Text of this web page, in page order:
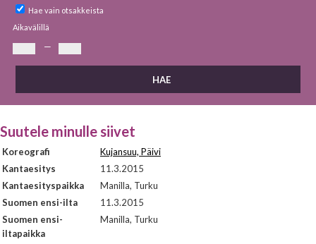
Hae vain otsakkeista
Aikavälillä
—
Suutele minulle siivet
Koreografi
Kujansuu, Päivi
Kantaesitys
11.3.2015
Kantaesityspaikka
Manilla, Turku
Suomen ensi-ilta
11.3.2015
Suomen ensi-
iltapaikka
Manilla, Turku